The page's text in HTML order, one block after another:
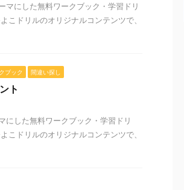
マにした無料ワークブック・学習ドリ
こドリルのオリジナルコンテンツで、
ブック 間違い探し
ト
にした無料ワークブック・学習ドリ
こドリルのオリジナルコンテンツで、